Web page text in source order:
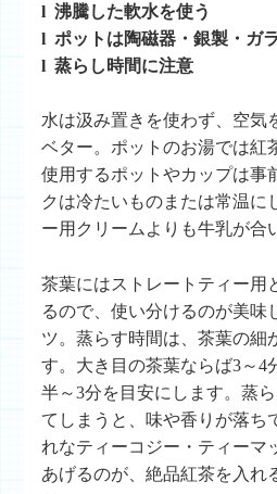
l 沸騰した軟水を使う
l ポットは陶磁器・銀製・ガ
l 蒸らし時間に注意
水は汲み置きを使わず、空気
ベター。ポットのお湯では紅
使用するポットやカップは事
クは冷たいものまたは常温に
ー用クリームよりも牛乳が合
茶葉にはストレートティー用
るので、使い分けるのが美味
ツ。蒸らす時間は、茶葉の細
す。大き目の茶葉ならば3～4
半～3分を目安にします。蒸
てしまうと、味や香りが落ち
れなティーコジー・ティーマ
あげるのが、絶品紅茶を入れ